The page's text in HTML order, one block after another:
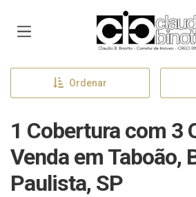
Página inicial
Ordenar
1 Cobertura com 3
Venda em Taboão,
Paulista, SP